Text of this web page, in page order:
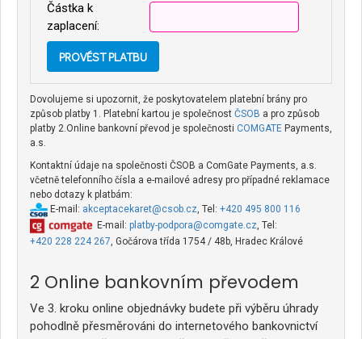
Částka k
zaplacení:
Dovolujeme si upozornit, že poskytovatelem platební brány pro
způsob platby 1. Platební kartou je společnost ČSOB a pro způsob
platby 2.Online bankovní převod je společnosti COMGATE Payments,
a.s.
Kontaktní údaje na společnosti ČSOB a ComGate Payments, a.s.
včetně telefonního čísla a e-mailové adresy pro případné reklamace
nebo dotazy k platbám:
E-mail: akceptacekaret@csob.cz, Tel:+420 495 800 116
E-mail: platby-podpora@comgate.cz, Tel:
+420 228 224 267, Gočárova třída 1754 / 48b, Hradec Králové
Online bankovním převodem
Ve 3. kroku online objednávky budete při výběru úhrady
pohodlně přesměrováni do internetového bankovnictví